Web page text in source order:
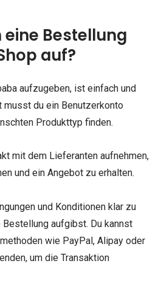
eine Bestellung
auf?
aufzugeben, ist einfach und
musst du ein Benutzerkonto
Produkttyp finden.
mit dem Lieferanten aufnehmen,
und ein Angebot zu erhalten.
und Konditionen klar zu
aufgibst. Du kannst
wie PayPal, Alipay oder
um die Transaktion